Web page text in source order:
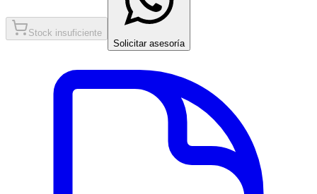
Stock insuficiente
Solicitar asesoría